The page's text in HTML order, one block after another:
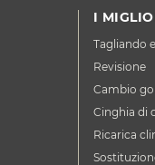
I
Tagliando
Revisione
Cambio
Cinghia di
Ricarica